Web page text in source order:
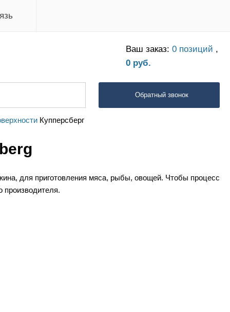
Ваш заказ: 0 позиций ,
0 руб.
Обратный звонок
Купперсберг
для приготовления мяса, рыбы, овощей. Чтобы процесс
производителя.